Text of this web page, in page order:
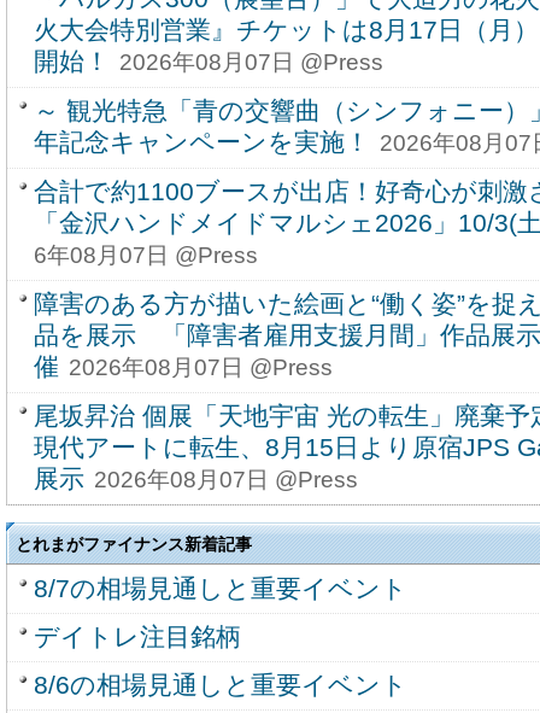
火大会特別営業』チケットは8月17日（月
開始！
2026年08月07日 @Press
～ 観光特急「青の交響曲（シンフォニー）
年記念キャンペーンを実施！
2026年08月07
合計で約1100ブースが出店！好奇心が刺激
「金沢ハンドメイドマルシェ2026」10/3(
6年08月07日 @Press
障害のある方が描いた絵画と“働く姿”を捉
品を展示 「障害者雇用支援月間」作品展
催 2026年08月07日 @Press
尾坂昇治 個展「天地宇宙 光の転生」廃棄
現代アートに転生、8月15日より原宿JPS
展示 2026年08月07日 @Press
とれまがファイナンス新着記事
8/7の相場見通しと重要イベント
デイトレ注目銘柄
8/6の相場見通しと重要イベント